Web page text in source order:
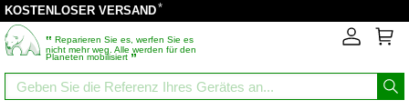
KOSTENLOSER VERSAND*
‟ Reparieren Sie es, werfen Sie es
nicht mehr weg. Alle werden für den
Planeten mobilisiert ”